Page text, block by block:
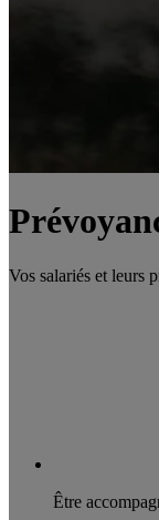
Vos salariés et leurs
Être